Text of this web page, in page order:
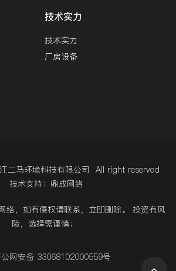
技术实力
技术实力
厂房设备
二马环境科技有限公司 All right reserved
技术支持：鼎成网络
络，如有侵权请联系，立即删除。 投资有风
险，选择需谨慎；
网安备 33068102000559号